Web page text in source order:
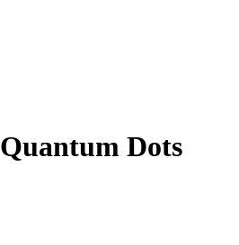
Quantum Dots